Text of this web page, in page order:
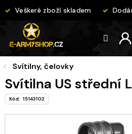
na
Veškeré zboží skladem
Svítilny, čelovky
Svítilna US střední
Kód: 15143102